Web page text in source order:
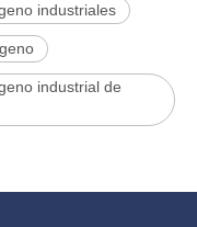
industriales
industrial de